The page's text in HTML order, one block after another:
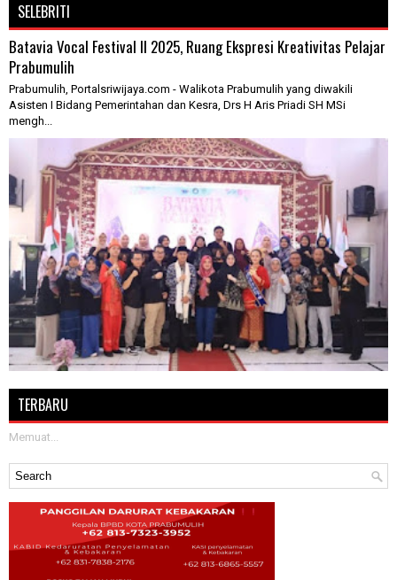
SELEBRITI
Batavia Vocal Festival II 2025, Ruang Ekspresi Kreativitas Pelajar
Prabumulih
Prabumulih, Portalsriwijaya.com - Walikota Prabumulih yang diwakili
Asisten I Bidang Pemerintahan dan Kesra, Drs H Aris Priadi SH MSi
mengh...
TERBARU
Memuat...